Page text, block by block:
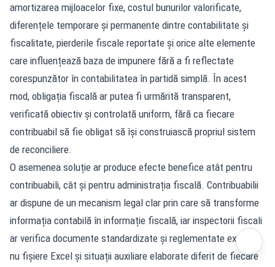
amortizarea mijloacelor fixe, costul bunurilor valorificate,
diferențele temporare și permanente dintre contabilitate și
fiscalitate, pierderile fiscale reportate și orice alte elemente
care influențează baza de impunere fără a fi reflectate
corespunzător în contabilitatea în partidă simplă. În acest
mod, obligația fiscală ar putea fi urmărită transparent,
verificată obiectiv și controlată uniform, fără ca fiecare
contribuabil să fie obligat să își construiască propriul sistem
de reconciliere.
O asemenea soluție ar produce efecte benefice atât pentru
contribuabili, cât și pentru administrația fiscală. Contribuabilii
ar dispune de un mecanism legal clar prin care să transforme
informația contabilă în informație fiscală, iar inspectorii fiscali
ar verifica documente standardizate și reglementate expres,
nu fișiere Excel și situații auxiliare elaborate diferit de fiecare